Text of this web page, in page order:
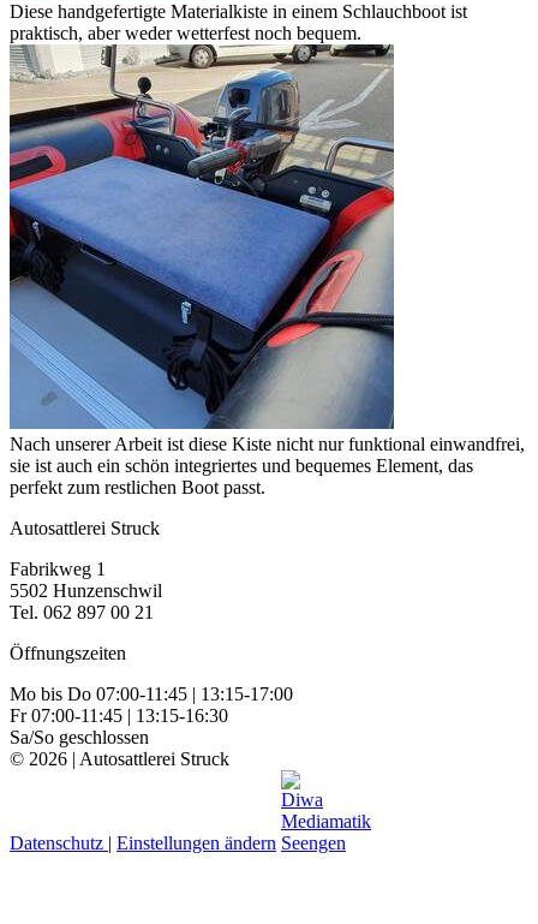
Diese handgefertigte Materialkiste in einem Schlauchboot ist
praktisch, aber weder wetterfest noch bequem.
Nach unserer Arbeit ist diese Kiste nicht nur funktional einwandfrei,
sie ist auch ein schön integriertes und bequemes Element, das
perfekt zum restlichen Boot passt.
Autosattlerei Struck
Fabrikweg 1
5502 Hunzenschwil
Tel. 062 897 00 21
Öffnungszeiten
Mo bis Do 07:00-11:45 | 13:15-17:00
Fr 07:00-11:45 | 13:15-16:30
Sa/So geschlossen
© 2026 | Autosattlerei Struck
Datenschutz | Einstellungen ändern